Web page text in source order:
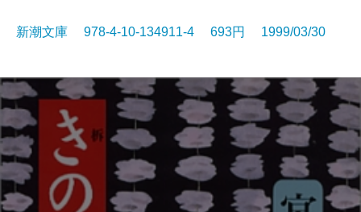
新潮文庫 978-4-10-134911-4 693円 1999/03/30